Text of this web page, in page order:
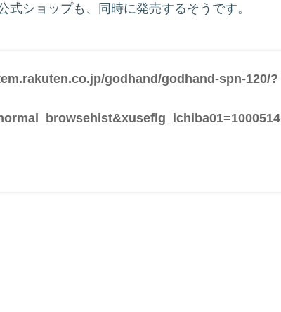
式ショップも、同時に発売するそうです。
godhand/godhand-spn-120/?